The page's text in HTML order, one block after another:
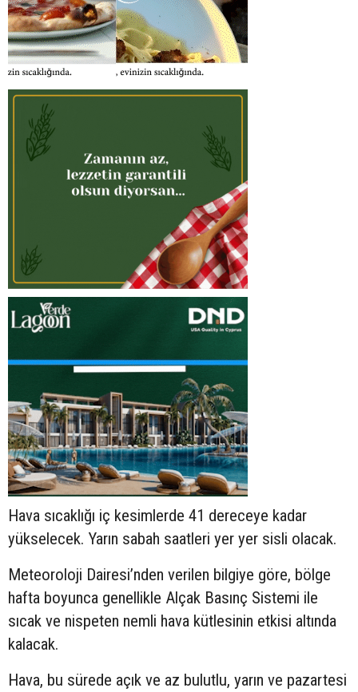
Hava sıcaklığı iç kesimlerde 41 dereceye kadar
yükselecek. Yarın sabah saatleri yer yer sisli olacak.
Meteoroloji Dairesi’nden verilen bilgiye göre, bölge
hafta boyunca genellikle Alçak Basınç Sistemi ile
sıcak ve nispeten nemli hava kütlesinin etkisi altında
kalacak.
Hava, bu sürede açık ve az bulutlu, yarın ve pazartesi